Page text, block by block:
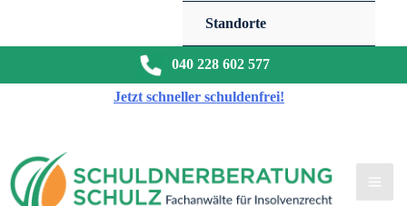
Standorte
040 228 602 577
Jetzt schneller schuldenfrei!